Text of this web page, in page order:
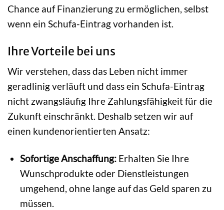
Chance auf Finanzierung zu ermöglichen, selbst
wenn ein Schufa-Eintrag vorhanden ist.
Ihre Vorteile bei uns
Wir verstehen, dass das Leben nicht immer
geradlinig verläuft und dass ein Schufa-Eintrag
nicht zwangsläufig Ihre Zahlungsfähigkeit für die
Zukunft einschränkt. Deshalb setzen wir auf
einen kundenorientierten Ansatz:
Sofortige Anschaffung:Erhalten Sie Ihre
Wunschprodukte oder Dienstleistungen
umgehend, ohne lange auf das Geld sparen zu
müssen.